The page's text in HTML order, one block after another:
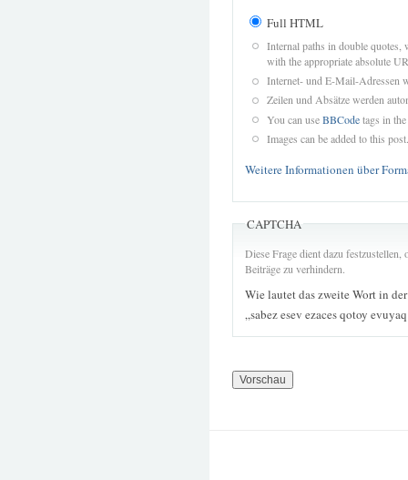
Full HTML
Internal paths in double quotes,
with the appropriate absolute
Internet- und E-Mail-Adressen
Zeilen und Absätze werden
You can useBBCodetags in
Images can be added to this post.
Weitere Informationen über
CAPTCHA
Diese Frage dient dazu
Beiträge zu verhindern.
Wie lautet das zweite Wort in
„sabez esev ezaces qotoy